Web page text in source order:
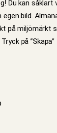
Du kan såklart
bild.
på miljömärkt
på